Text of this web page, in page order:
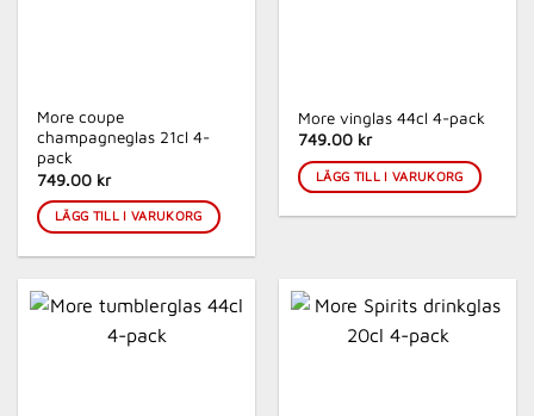
More coupe
champagneglas 21cl 4-
pack
749.00 kr
LÄGG TILL I VARUKORG
More vinglas 44cl 4-pack
749.00 kr
LÄGG TILL I VARUKORG